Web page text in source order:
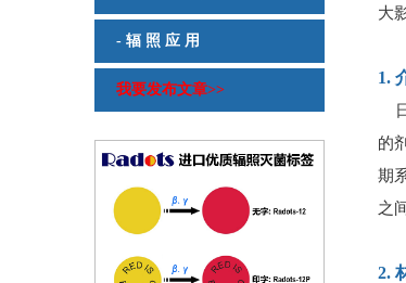
- 辐 照 应 用
我要发布文章>>
大
1.
日
的
期
之
2.